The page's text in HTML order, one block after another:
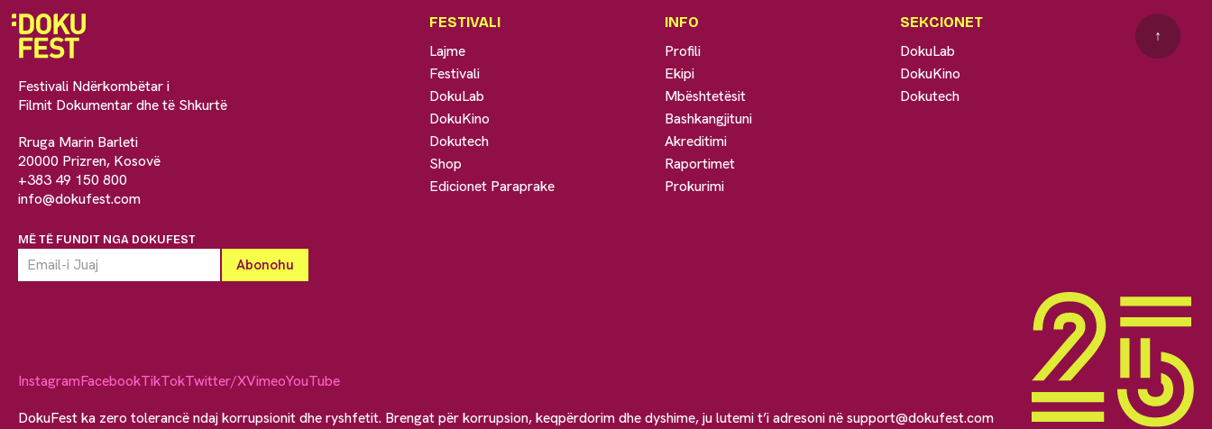
Festivali Ndërkombëtar i
Filmit Dokumentar dhe të Shkurtë
Rruga Marin Barleti
20000 Prizren, Kosovë
+383 49 150 800
info@dokufest.com
MË TË FUNDIT NGA DOKUFEST
FESTIVALI
Lajme
Festivali
DokuLab
DokuKino
Dokutech
Shop
Edicionet Paraprake
INFO
Profili
Ekipi
Mbështetësit
Bashkangjituni
Akreditimi
Raportimet
Prokurimi
SEKCIONET
DokuLab
DokuKino
Dokutech
↑
InstagramFacebookTikTokTwitter/XVimeoYouTube
DokuFest ka zero tolerancë ndaj korrupsionit dhe ryshfetit. Brengat për korrupsion, keqpërdorim dhe dyshime, ju lutemi t’i adresoni nësupport@dokufest.com